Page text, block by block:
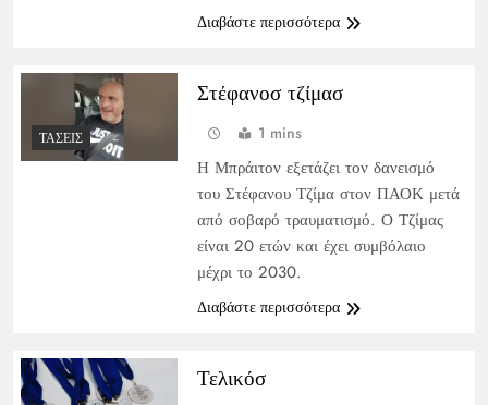
Διαβάστε περισσότερα
ΤΆΣΕΙΣ
Στέφανοσ τζίμασ
1 mins
Η Μπράιτον εξετάζει τον δανεισμό
του Στέφανου Τζίμα στον ΠΑΟΚ μετά
από σοβαρό τραυματισμό. Ο Τζίμας
είναι 20 ετών και έχει συμβόλαιο
μέχρι το 2030.
Διαβάστε περισσότερα
Τελικόσ